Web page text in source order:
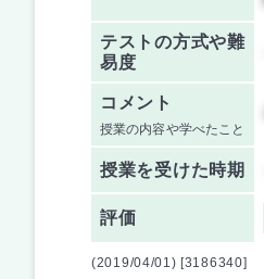
テストの方式や難
易度
コメント
授業の内容や学べたこと
授業を受けた時期
評価
(2019/04/01) [3186340]